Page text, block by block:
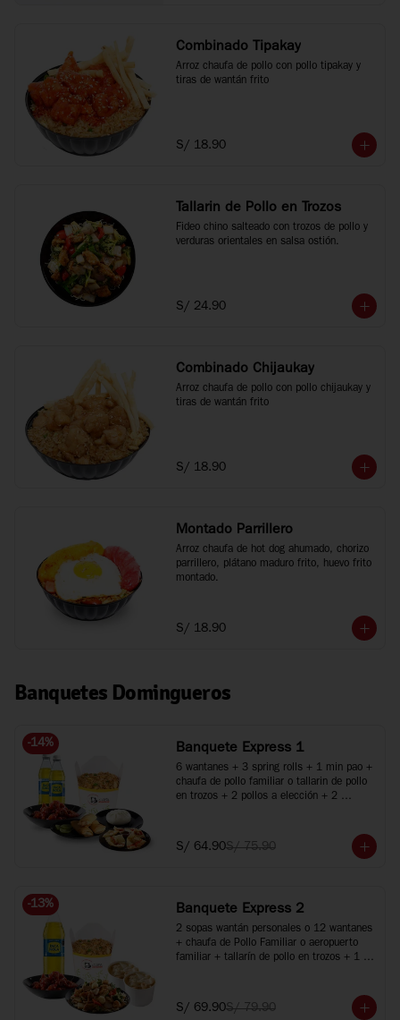
Combinado Tipakay
Arroz chaufa de pollo con pollo tipakay y
tiras de wantán frito
S/ 18.90
Tallarin de Pollo en Trozos
Fideo chino salteado con trozos de pollo y
verduras orientales en salsa ostión.
S/ 24.90
Combinado Chijaukay
Arroz chaufa de pollo con pollo chijaukay y
tiras de wantán frito
S/ 18.90
Montado Parrillero
Arroz chaufa de hot dog ahumado, chorizo
parrillero, plátano maduro frito, huevo frito
montado.
S/ 18.90
Banquetes Domingueros
-14% Banquete Express 1
6 wantanes + 3 spring rolls + 1 min pao +
chaufa de pollo familiar o tallarin de pollo
en trozos + 2 pollos a elección + 2
S/ 64.90S/ 75.90
-13% Banquete Express 2
2 sopas wantán personales o 12 wantanes
+ chaufa de Pollo Familiar o aeropuerto
familiar + tallarín de pollo en trozos + 1
S/ 69.90S/ 79.90